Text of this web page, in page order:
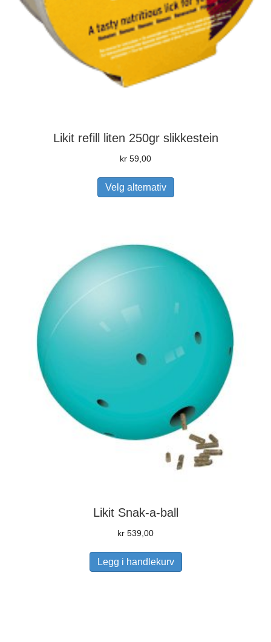
Likit refill liten 250gr slikkestein
kr 59,00
Velg alternativ
produktet
Alternativene
kan
velges
produktsiden
Likit Snak-a-ball
kr 539,00
Legg i handlekurv